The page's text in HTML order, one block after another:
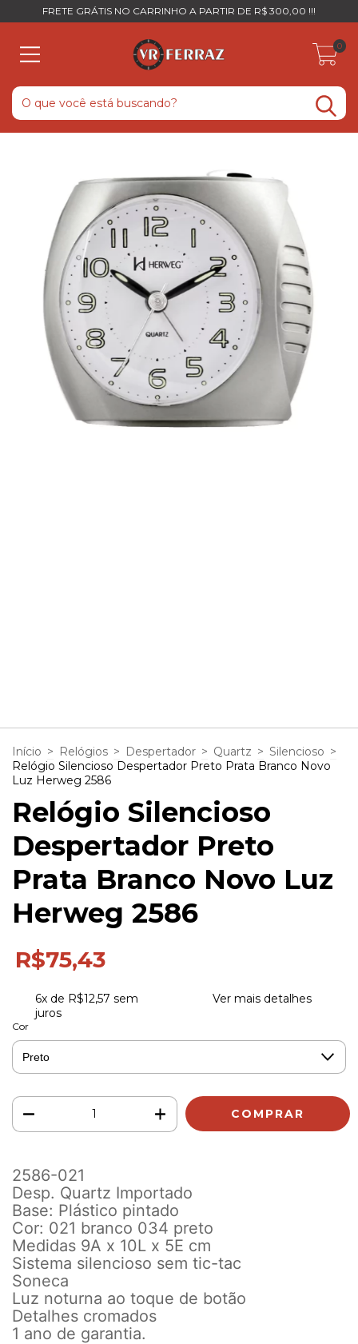
FRETE GRÁTIS NO CARRINHO A PARTIR DE R$ 300,00 !!!
0
Início > Relógios > Despertador > Quartz > Silencioso >
Relógio Silencioso Despertador Preto Prata Branco Novo
Luz Herweg 2586
Relógio Silencioso
Despertador Preto
Prata Branco Novo Luz
Herweg 2586
R$75,43
6x de R$12,57 sem
juros
Ver mais detalhes
Cor
2586-021
Desp. Quartz Importado
Base: Plástico pintado
Cor: 021 branco 034 preto
Medidas 9A x 10L x 5E cm
Sistema silencioso sem tic-tac
Soneca
Luz noturna ao toque de botão
Detalhes cromados
1 ano de garantia.